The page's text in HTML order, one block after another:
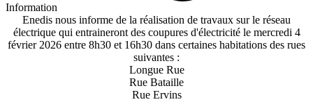
Information
Enedis nous informe de la réalisation de travaux sur le réseau
électrique qui entraineront des coupures d'électricité le mercredi 4
février 2026 entre 8h30 et 16h30 dans certaines habitations des rues
suivantes :
Longue Rue
Rue Bataille
Rue Ervins